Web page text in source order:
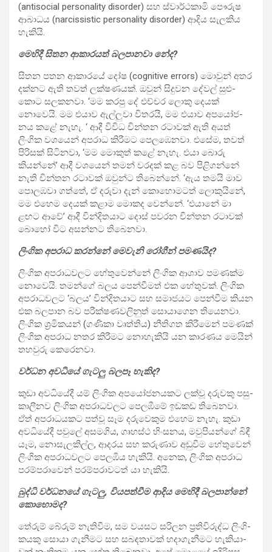
(antisocial personality disorder) සහ ස්වාර්ථ­කාමි පෞරුෂ
ආබා­ධය (narcissistic personality disorder) ආදිය සැල­කිය
හැකියි.
මෙහිදී සිතන ආකා­ර­යත් බල­පා­නවා නේද?
සිතන පතන ආකා­රයේ දෝෂ (cognitive errors) මොවුන් අතර
දක්නට ඇති තවත් ලක්ෂ­ණ­යක්. ඔවුන් සිදු­වන දේවල් සුළු­
කොට සල­ක­නවා. ‘මම කරපු දේ එච්චර ලොකු දෙයක්
නොවෙයි. මම එයාව ඇල්ලුවා විත­රයි, මම එයාව අප­යෝ­ජ­
නය කළේ නැහැ. ‘ ආදී විවිධ චින්තන රටා­වක් ඇති අයත්
ලිංගික වශ­යෙන් අප­රාධ කිරී­මට පෙල­ඹෙ­නවා. එසේම, තවත්
පිරි­සක් සිටි­නවා, ‘මම මොකුත් කළේ නැහැ. එයා බොරු
කියන්නේ’ ආදී වශ­යෙන් තමන් වර­දක් කළ බව පිළි­ගන්නේ
නැති චින්තන රටා­වක් ඔවුන්ට තිබෙන්නේ. ‘ඇය තමයි මාව
පොල­ඹවා ගත්තේ, ඒ දරුවා දැන් කොහො­ම­ටත් ලොකු­යිනේ,
මම එහෙම දෙයක් කළාම මොකද වෙන්නේ. ‘එයානේ මා
ළඟට ආවේ’ ආදී වින්දි­ත­යාට දොස් පව­රන චින්තන රටා­වක්
බොහෝ විට අස­න්නට තිබෙ­නවා.
ලිංගික අප­රාධ කරන්නේ මෙවැනි රෝගීන් පම­ණ­යිද?
ලිංගික අප­රා­ධ­ව­ලට හේතු­වෙන්නේ ලිංගික ආශාව පම­ණක්ම
නොවෙයි. තමන්ගේ බලය පෙන්වී­මත් එක හේතු­වක්. ලිංගික
අප­රා­ධ­ව­ලට ‘බලය’ වින්දි­ත­යාට සහ සමා­ජ­යට පෙන්වීම කියන
එක බල­පාන බව පරී­ක්ෂ­ණ­ව­ලි­නුත් සොයා­ගෙන තියෙ­නවා.
ලිංගික ශ්‍රමි­ක­යන් (ගණිකා වෘත්තිය) නීති­ගත කිරී­මෙන් පම­ණක්
ලිංගික අප­රාධ නතර කිරීම‌ට නොහැ­කියි යන කාර­ණය මෙයින්
තහ­වුරු කෙරෙ­නවා.
වර්ධන අව­ධියේ ගැටලු බලපෑ හැකිද?
කුඩා අව­ධි­යේදී යම් ලිංගික අප­යෝ­ජ­න­ය­කට ලක්වූ දරු­වකු පසු­
කා­ලී­නව ලිංගික අප­රා­ධ­ව­ලට පෙල­ඹීමේ ඉඩ­කඩ තිබෙ­නවා.
ඒත් අප­රා­ධ­ය­කට පත්වූ සෑම දරු­වෙ­කුම එහෙම නැහැ. කුඩා
අව­ධි­යේදී පවුලේ අස­ම­ගිය, ගෘහස්ථ හිංස­නය, මවු­පි­යන්ගේ බිඳී
යෑම, නොසැ­ල­කිල්ල, ආද­රය සහ කරු­ණාව අඩු­වීම හේතු­වෙන්
ලිංගික අප­රා­ධ­ව­ලට පෙල­ඹිය හැකියි. අනෙක, ලිංගික අප­රාධ
පර­ම්ප­රා­වෙන් පර­ම්ප­රා­ව­ටත් යා හැකියි.
බුද්ධි වර්ධ­නයේ ගැටලු, විය­ප­ත්වීම ආදිය මෙහිදී බල­පාන්නේ
කොහො­මද?
තේරුම් බේරුම් නැති­වීම, සම වය­සට සරි­ලන ප්‍රති­වි­රුද්ධ ලිංගි­
ක­යකු සොයා ගැනී­මට සහ සබ­ඳ­තා­වක් හදා­ගැ­නී­මට හැකි­යා­